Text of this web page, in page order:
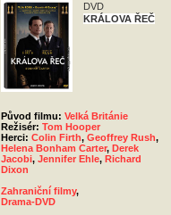
DVD
KRÁLOVA ŘEČ
Původ filmu: Velká Británie
Režisér: Tom Hooper
Herci: Colin Firth, Geoffrey Rush,
Helena Bonham Carter, Derek
Jacobi, Jennifer Ehle, Richard
Dixon
Zahraniční filmy,
Drama-DVD